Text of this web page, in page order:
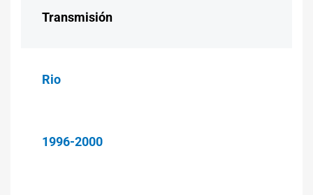
Transmisión
Rio
1996-2000